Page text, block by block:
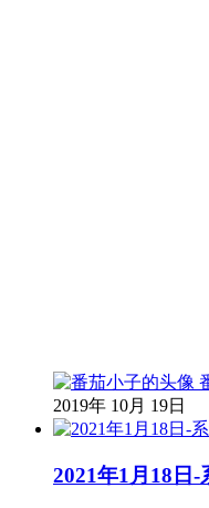
2019年 10月 19日
2021年1月18日